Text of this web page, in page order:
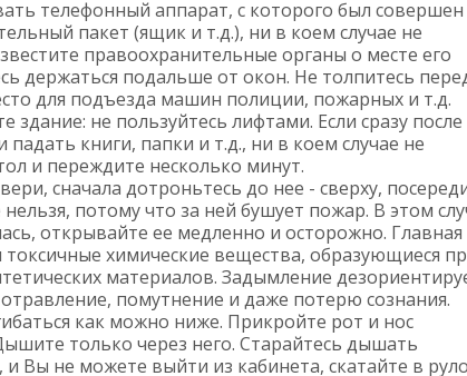
телефонный аппарат, с которого был совершен
пакет (ящик и т.д.), ни в коем случае не
правоохранительные органы о месте его
держаться подальше от окон. Не толпитесь
для подъезда машин полиции, пожарных и т.д.
не пользуйтесь лифтами. Если сразу после
книги, папки и т.д., ни в коем случае не
и переждите несколько минут.
сначала дотроньтесь до нее - сверху,
потому что за ней бушует пожар. В этом
открывайте ее медленно и осторожно. Главная
химические вещества, образующиеся
материалов. Задымление
помутнение и даже потерю сознания.
как можно ниже. Прикройте рот и нос
только через него. Старайтесь дышать
и Вы не можете выйти из кабинета, скатайте в